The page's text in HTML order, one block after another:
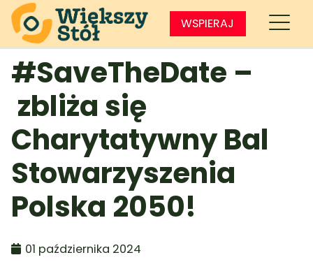
WSPIERAJ
#SaveTheDate –
zbliża się
Charytatywny Bal
Stowarzyszenia
Polska 2050!
01 października 2024